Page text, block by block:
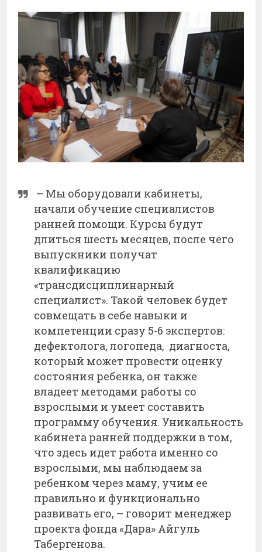
– Мы оборудовали кабинеты,
начали обучение специалистов
ранней помощи. Курсы будут
длиться шесть месяцев, после чего
выпускники получат
квалификацию
«трансдисциплинарный
специалист». Такой человек будет
совмещать в себе навыки и
компетенции сразу 5-6 экспертов:
дефектолога, логопеда, диагноста,
который может провести оценку
состояния ребенка, он также
владеет методами работы со
взрослыми и умеет составить
программу обучения. Уникальность
кабинета ранней поддержки в том,
что здесь идет работа именно со
взрослыми, мы наблюдаем за
ребенком через маму, учим ее
правильно и функционально
развивать его, – говорит менеджер
проекта фонда «Дара» Айгуль
Табергенова.